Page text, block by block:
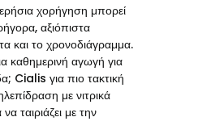
χορήγηση μπορεί
αξιόπιστα
και το χρονοδιάγραμμα.
καθημερινή αγωγή για
Cialis για πιο τακτική
με νιτρικά
ταιριάζει με την